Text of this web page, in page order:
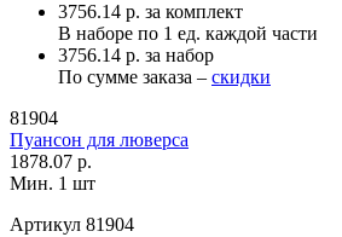
3756.14 р. за комплект
В наборе по 1 ед. каждой части
3756.14 р. за набор
По сумме заказа – скидки
81904
Пуансон для люверса
1878.07 р.
Мин. 1 шт
Артикул 81904